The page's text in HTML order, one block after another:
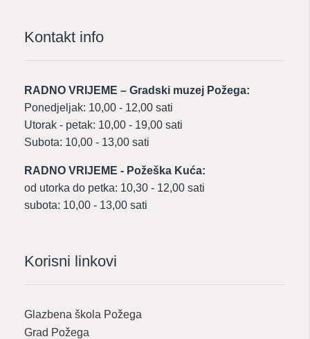
Kontakt info
RADNO VRIJEME – Gradski muzej Požega:
Ponedjeljak: 10,00 - 12,00 sati
Utorak - petak: 10,00 - 19,00 sati
Subota: 10,00 - 13,00 sati
RADNO VRIJEME - Požeška Kuća:
od utorka do petka: 10,30 - 12,00 sati
subota: 10,00 - 13,00 sati
Korisni linkovi
Glazbena škola Požega
Grad Požega